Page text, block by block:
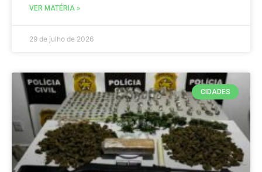
VER MATÉRIA »
29 de julho de 2026
CIDADES